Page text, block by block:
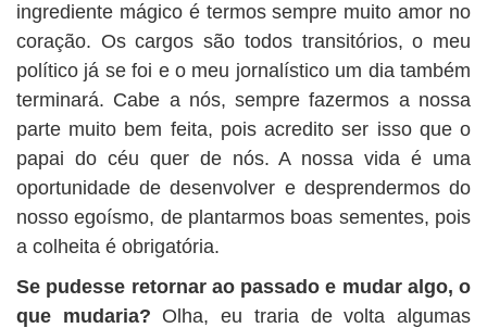
ingrediente mágico é termos sempre muito amor no
coração. Os cargos são todos transitórios, o meu
político já se foi e o meu jornalístico um dia também
terminará. Cabe a nós, sempre fazermos a nossa
parte muito bem feita, pois acredito ser isso que o
papai do céu quer de nós. A nossa vida é uma
oportunidade de desenvolver e desprendermos do
nosso egoísmo, de plantarmos boas sementes, pois
a colheita é obrigatória.
Se pudesse retornar ao passado e mudar algo, o
que mudaria? Olha, eu traria de volta algumas